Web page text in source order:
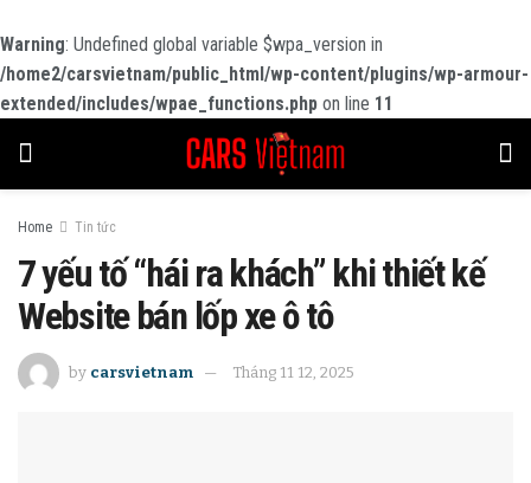
Warning: Undefined global variable $wpa_version in
/home2/carsvietnam/public_html/wp-content/plugins/wp-armour-
extended/includes/wpae_functions.php on line 11
Home Tin tức
7 yếu tố “hái ra khách” khi thiết kế
Website bán lốp xe ô tô
by carsvietnam Tháng 11 12, 2025